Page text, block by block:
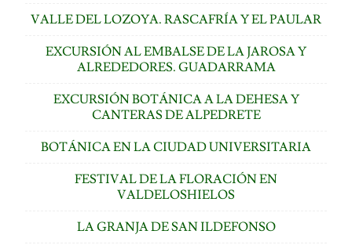
VALLE DEL LOZOYA. RASCAFRÍA Y EL PAULAR
EXCURSIÓN AL EMBALSE DE LA JAROSA Y
ALREDEDORES. GUADARRAMA
EXCURSIÓN BOTÁNICA A LA DEHESA Y
CANTERAS DE ALPEDRETE
BOTÁNICA EN LA CIUDAD UNIVERSITARIA
FESTIVAL DE LA FLORACIÓN EN
VALDELOSHIELOS
LA GRANJA DE SAN ILDEFONSO